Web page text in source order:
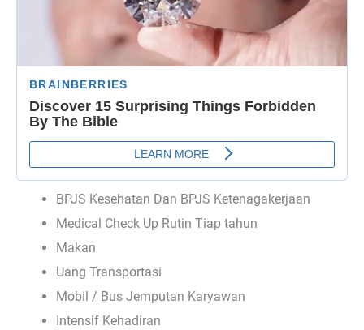
BPJS Kesehatan Dan BPJS Ketenagakerjaan
Medical Check Up Rutin Tiap tahun
Makan
Uang Transportasi
Mobil / Bus Jemputan Karyawan
Intensif Kehadiran